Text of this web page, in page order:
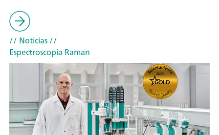
// Noticias//
Espectroscopia Raman